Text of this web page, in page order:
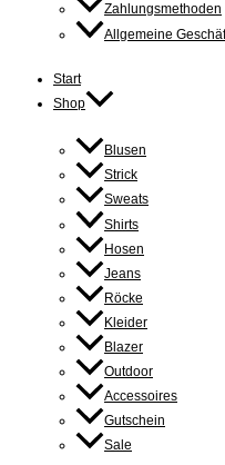
Zahlungsmethoden
Allgemeine
Start
Shop
Blusen
Strick
Sweats
Shirts
Hosen
Jeans
Röcke
Kleider
Blazer
Outdoor
Accessoires
Gutschein
Sale